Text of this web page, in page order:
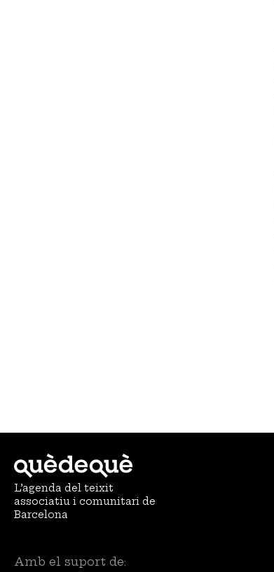
L’agenda del teixit
associatiu i comunitari de
Barcelona
Amb el suport de: